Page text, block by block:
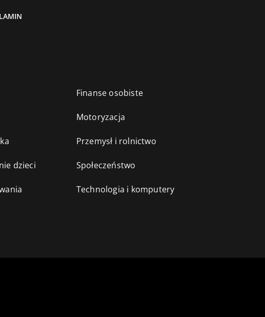
Finanse osobiste
Motoryzacja
Przemysł i rolnictwo
dzieci Społeczeństwo
Technologia i komputery